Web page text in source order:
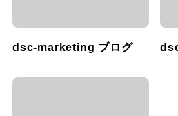
dsc-marketing ブログ